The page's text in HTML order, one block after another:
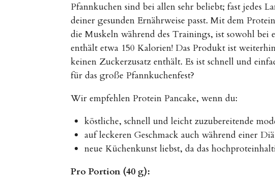
Pfannkuchen sind bei allen sehr beliebt; fast jedes
deiner gesunden Ernährweise passt. Mit dem
die Muskeln während des Trainings, ist sowohl
enthält etwa 150 Kalorien! Das Produkt ist
keinen Zuckerzusatz enthält. Es ist schnell und
für das große Pfannkuchenfest?
Wir empfehlen Protein Pancake, wenn du:
köstliche, schnell und leicht zuzubereitende
auf leckeren Geschmack auch während einer
neue Küchenkunst liebst, da das
Pro Portion (40 g):